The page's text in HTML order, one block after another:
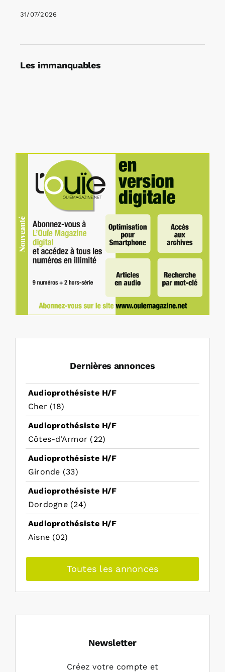
31/07/2026
Les immanquables
Dernières annonces
Audioprothésiste H/F
Cher (18)
Audioprothésiste H/F
Côtes-d'Armor (22)
Audioprothésiste H/F
Gironde (33)
Audioprothésiste H/F
Dordogne (24)
Audioprothésiste H/F
Aisne (02)
Toutes les annonces
Newsletter
Créez votre compte et